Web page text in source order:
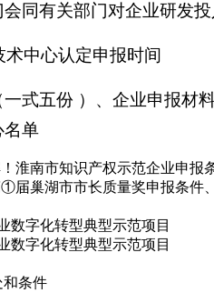
同有关部门对企业研发
中心认定申报时间
式五份 ）、企业申报材
名单
淮南市知识产权示范企业申报
届巢湖市市长质量奖申报条件
数字化转型典型示范项目
数字化转型典型示范项目
和条件